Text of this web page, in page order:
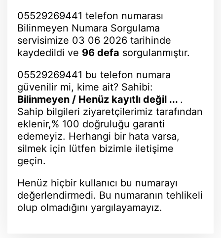
05529269441 telefon numarası
Bilinmeyen Numara Sorgulama
servisimize 03 06 2026 tarihinde
kaydedildi ve 96 defa sorgulanmıştır.
05529269441 bu telefon numara
güvenilir mi, kime ait? Sahibi:
Bilinmeyen / Henüz kayıtlı değil ... .
Sahip bilgileri ziyaretçilerimiz tarafından
eklenir,% 100 doğruluğu garanti
edemeyiz. Herhangi bir hata varsa,
silmek için lütfen bizimle iletişime
geçin.
Henüz hiçbir kullanıcı bu numarayı
değerlendirmedi. Bu numaranın tehlikeli
olup olmadığını yargılayamayız.